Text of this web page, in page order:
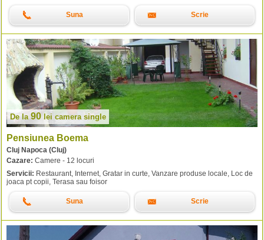
Suna Scrie
De la 90 lei camera single
Pensiunea Boema
Cluj Napoca (Cluj)
Cazare: Camere - 12 locuri
Servicii: Restaurant, Internet, Gratar in curte, Vanzare produse locale, Loc de
joaca pt copii, Terasa sau foisor
Suna Scrie